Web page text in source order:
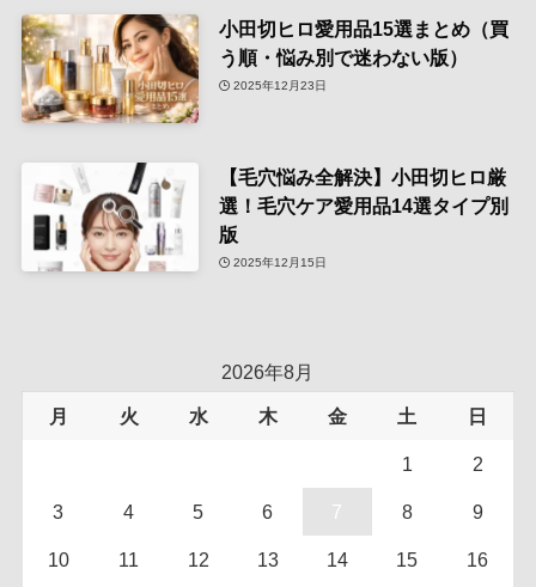
小田切ヒロ愛用品15選まとめ（買
う順・悩み別で迷わない版）
2025年12月23日
【毛穴悩み全解決】小田切ヒロ厳
選！毛穴ケア愛用品14選タイプ別
版
2025年12月15日
2026年8月
月 火 水 木 金 土 日
1 2
3 4 5 6 7 8 9
10 11 12 13 14 15 16